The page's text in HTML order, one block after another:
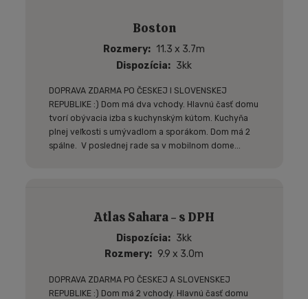
Boston
Rozmery
11.3 x 3.7m
Dispozícia
3kk
DOPRAVA ZDARMA PO ČESKEJ I SLOVENSKEJ
REPUBLIKE :) Dom má dva vchody. Hlavnú časť domu
tvorí obývacia izba s kuchynským kútom. Kuchyňa
plnej veľkosti s umývadlom a sporákom. Dom má 2
spálne. V poslednej rade sa v mobilnom dome...
Atlas Sahara - s DPH
Dispozícia
3kk
Rozmery
9.9 x 3.0m
DOPRAVA ZDARMA PO ČESKEJ A SLOVENSKEJ
REPUBLIKE :) Dom má 2 vchody. Hlavnú časť domu